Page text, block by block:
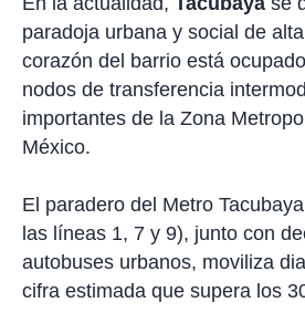
paradoja urbana y social de
corazón del barrio está
nodos de transferencia
importantes de la Zona
México.
El paradero del Metro
las líneas 1, 7 y 9), junto con
autobuses urbanos, moviliza
cifra estimada que supera los